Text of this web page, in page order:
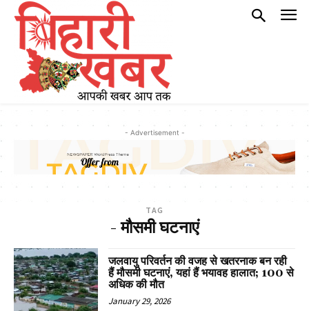
- Advertisement -
TAG
- मौसमी घटनाएं
जलवायु परिवर्तन की वजह से खतरनाक बन रही
हैं मौसमी घटनाएं, यहां हैं भयावह हालात; 100 से
अधिक की मौत
January 29, 2026